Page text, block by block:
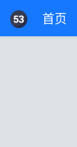
首页